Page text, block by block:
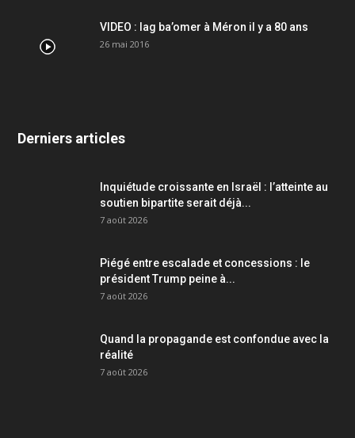
VIDEO : lag ba’omer à Méron il y a 80 ans
26 mai 2016
Derniers articles
Inquiétude croissante en Israël : l’atteinte au
soutien bipartite serait déjà...
7 août 2026
Piégé entre escalade et concessions : le
président Trump peine à...
7 août 2026
Quand la propagande est confondue avec la
réalité
7 août 2026